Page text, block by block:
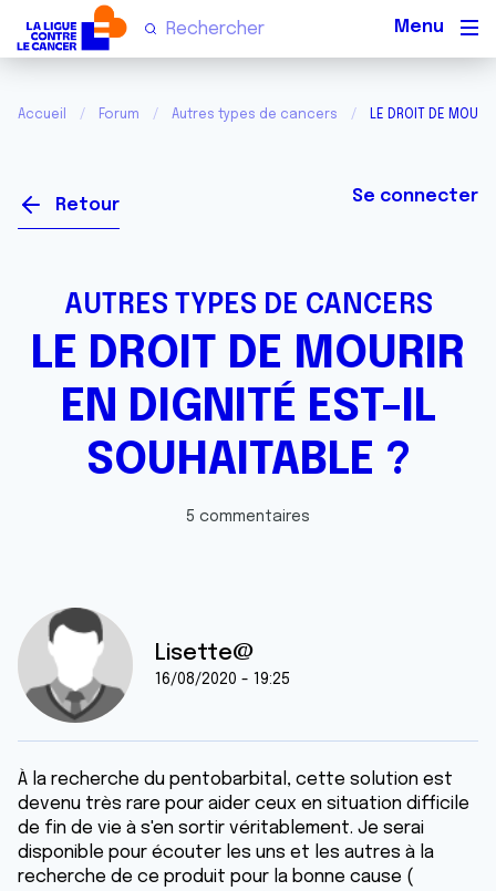
Accueil Forum Autres types de cancers LE DROIT DE
Retour Se connecter
AUTRES TYPES DE CANCERS
LE DROIT DE MOURIR
EN DIGNITÉ EST-IL
SOUHAITABLE ?
5 commentaires
Lisette@
16/08/2020 - 19:25
À la recherche du pentobarbital, cette solution est
devenu très rare pour aider ceux en situation difficile
de fin de vie à s'en sortir véritablement. Je serai
disponible pour écouter les uns et les autres à la
recherche de ce produit pour la bonne cause (